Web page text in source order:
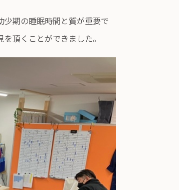
期の睡眠時間と質が重要で
頂くことができました。